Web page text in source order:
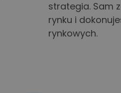
strategia. Sam
rynku i
rynkowych.